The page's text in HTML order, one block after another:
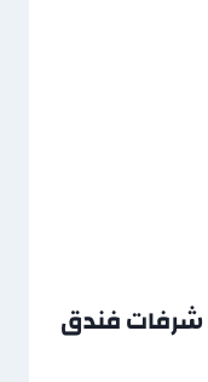
شرفات فندق